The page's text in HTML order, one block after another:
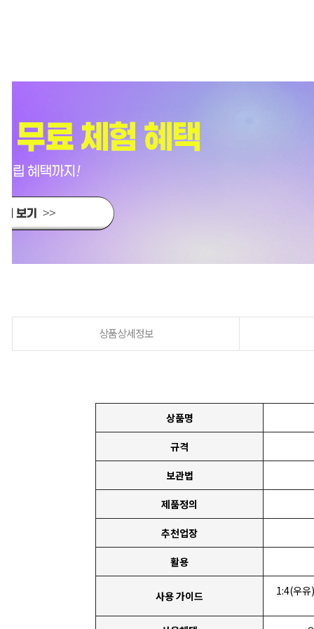
상품상세정보
상품명
규격
보관법
제품정의
추천업장
활용
사용 가이드 1:4(우유